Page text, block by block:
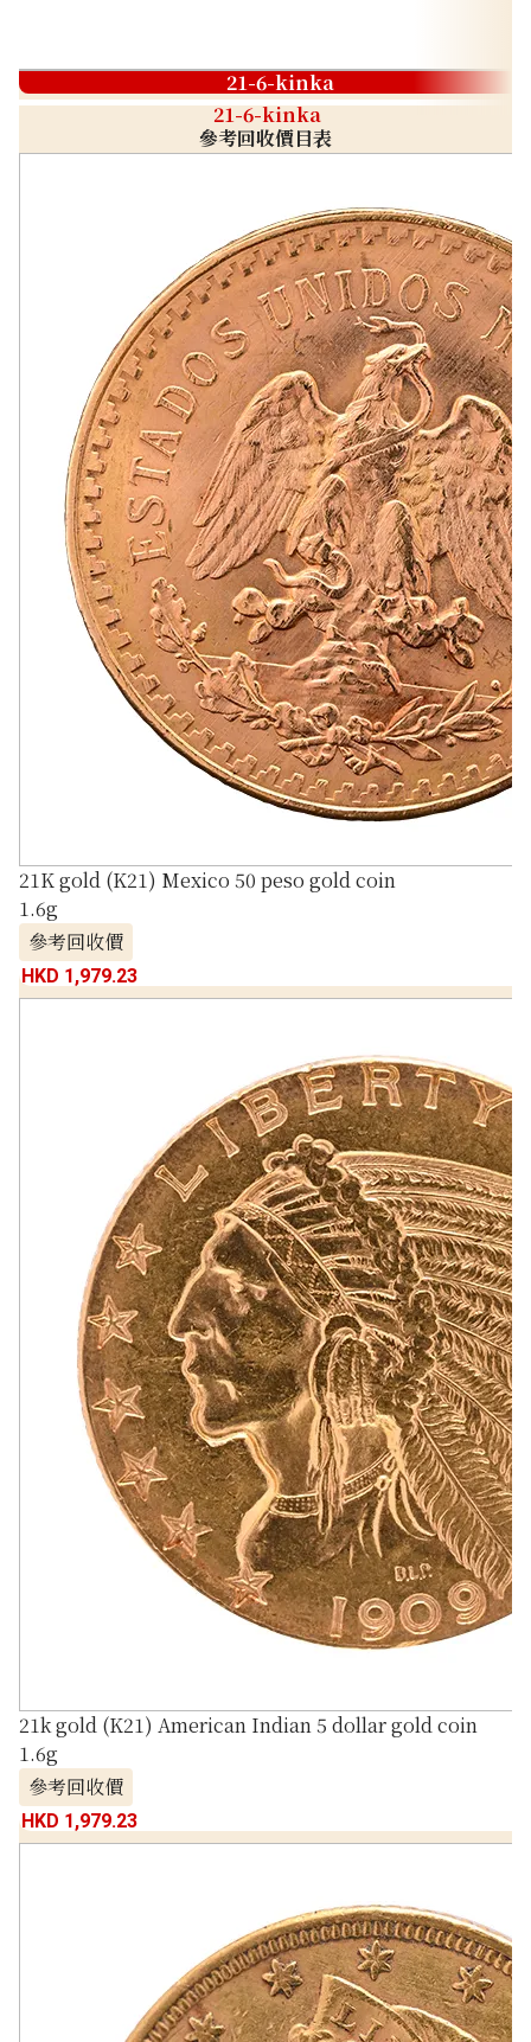
21-6-kinka
21-6-kinka
參考回收價目表
21K gold (K21) Mexico 50 peso gold coin
1.6g
參考回收價
HKD 1,979.23
21k gold (K21) American Indian 5 dollar gold coin
1.6g
參考回收價
HKD 1,979.23